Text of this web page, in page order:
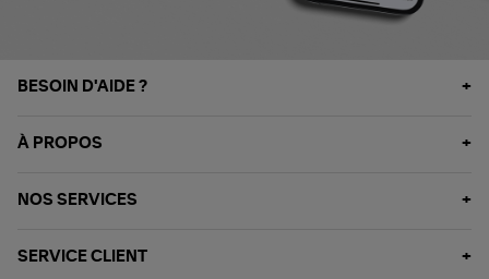
BESOIN D'AIDE ?
À PROPOS
NOS SERVICES
SERVICE CLIENT